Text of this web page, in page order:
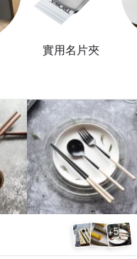
實用名片夾
+5